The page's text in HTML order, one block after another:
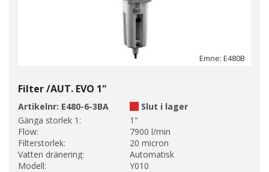
Emne: E480B
Filter /AUT. EVO 1"
Artikelnr: E480-6-3BA
Slut i lager
Gänga storlek 1:
1"
Flow:
7900 l/min
Filterstorlek:
20 micron
Vatten dränering:
Automatisk
Modell:
Y010